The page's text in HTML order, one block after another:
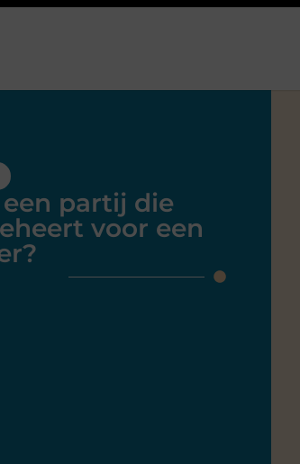
partij die
voor een